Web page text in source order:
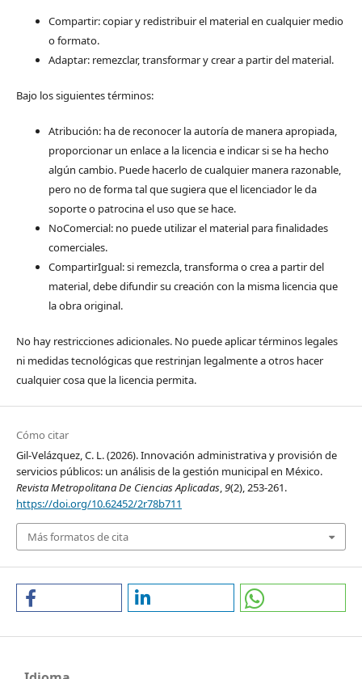
Compartir: copiar y redistribuir el material en cualquier medio
o formato.
Adaptar: remezclar, transformar y crear a partir del material.
Bajo los siguientes términos:
Atribución: ha de reconocer la autoría de manera apropiada,
proporcionar un enlace a la licencia e indicar si se ha hecho
algún cambio. Puede hacerlo de cualquier manera razonable,
pero no de forma tal que sugiera que el licenciador le da
soporte o patrocina el uso que se hace.
NoComercial: no puede utilizar el material para finalidades
comerciales.
CompartirIgual: si remezcla, transforma o crea a partir del
material, debe difundir su creación con la misma licencia que
la obra original.
No hay restricciones adicionales. No puede aplicar términos legales
ni medidas tecnológicas que restrinjan legalmente a otros hacer
cualquier cosa que la licencia permita.
Cómo citar
Gil-Velázquez, C. L. (2026). Innovación administrativa y provisión de
servicios públicos: un análisis de la gestión municipal en México.
Revista Metropolitana De Ciencias Aplicadas,9(2), 253-261.
https://doi.org/10.62452/2r78b711
Más formatos de cita